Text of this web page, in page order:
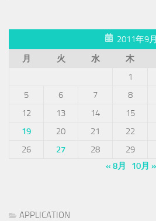
2011年9月
月
火 水 木
1
5
6 7 8
12
13 14 15
19
20 21 22
26
27 28 29
« 8月
10月 »
APPLICATION